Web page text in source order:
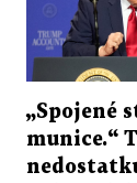
„Spojené
munice.“